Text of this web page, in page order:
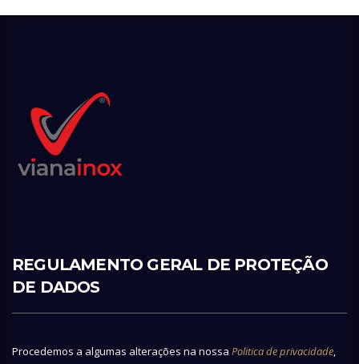
REGULAMENTO GERAL DE PROTEÇÃO
DE DADOS
Procedemos a algumas alterações na nossa Politica de privacidade,